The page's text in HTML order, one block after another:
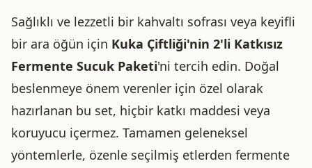
Sağlıklı ve lezzetli bir kahvaltı sofrası veya keyifli
bir ara öğün için Kuka Çiftliği'nin 2'li Katkısız
Fermente Sucuk Paketi'ni tercih edin. Doğal
beslenmeye önem verenler için özel olarak
hazırlanan bu set, hiçbir katkı maddesi veya
koruyucu içermez. Tamamen geleneksel
yöntemlerle, özenle seçilmiş etlerden fermente